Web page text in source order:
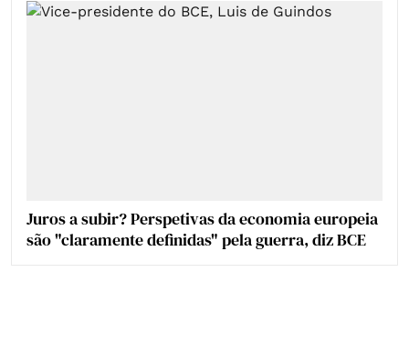
Juros a subir? Perspetivas da economia europeia
são "claramente definidas" pela guerra, diz BCE